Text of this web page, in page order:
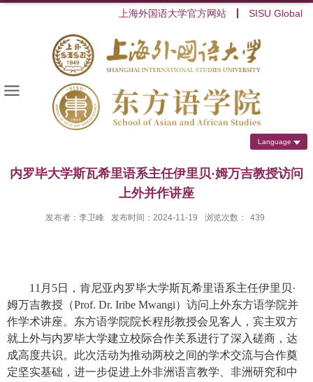
上海外国语大学官方网站 SISU Global
Language
内罗毕大学斯瓦希里语系主任伊里贝·姆万吉教授访问
上外并作讲座
发布者：李卫峰 发布时间：2024-11-19 浏览次数： 439
11 月 5日，肯尼亚内罗毕大学斯瓦希里语系主任伊里贝·
姆万吉教授（Prof. Dr. Iribe Mwangi）访问上外东方语学院并
作学术讲座。东方语学院院长程彤教授会见客人，宾主双方
就上外与内罗毕大学建立校际合作关系进行了深入磋商，达
成高度共识。此次活动为推动两校之间的学术交流与合作奠
定坚实基础，进一步促进上外非洲语言教学、非洲研究和中